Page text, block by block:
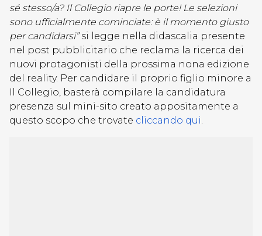
sé stesso/a? Il Collegio riapre le porte! Le selezioni
sono ufficialmente cominciate: è il momento giusto
per candidarsi”si legge nella didascalia presente
nel post pubblicitario che reclama la ricerca dei
nuovi protagonisti della prossima nona edizione
del reality. Per candidare il proprio figlio minore a
Il Collegio, basterà compilare la candidatura
presenza sul mini-sito creato appositamente a
questo scopo che trovate cliccando qui.